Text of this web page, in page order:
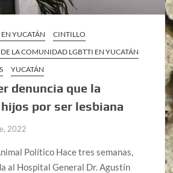
YUCATÁN
CINTILLO
LA COMUNIDAD LGBTTI EN YUCATÁN
YUCATÁN
denuncia que la
por ser lesbiana
2022
Político Hace tres semanas,
al Hospital General Dr. Agustín